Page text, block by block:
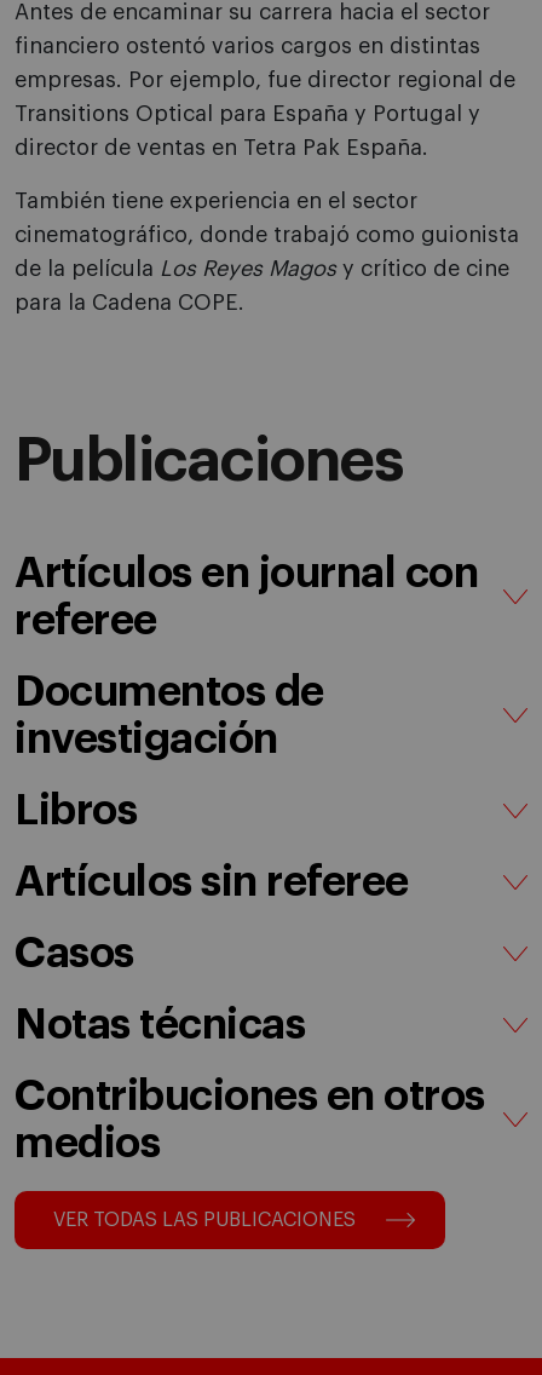
Antes de encaminar su carrera hacia el sector
financiero ostentó varios cargos en distintas
empresas. Por ejemplo, fue director regional de
Transitions Optical para España y Portugal y
director de ventas en Tetra Pak España.
También tiene experiencia en el sector
cinematográfico, donde trabajó como guionista
de la película Los Reyes Magosy crítico de cine
para la Cadena COPE.
Publicaciones
Artículos en journal con
referee
Documentos de
investigación
Libros
Artículos sin referee
Casos
Notas técnicas
Contribuciones en otros
medios
VER TODAS LAS PUBLICACIONES